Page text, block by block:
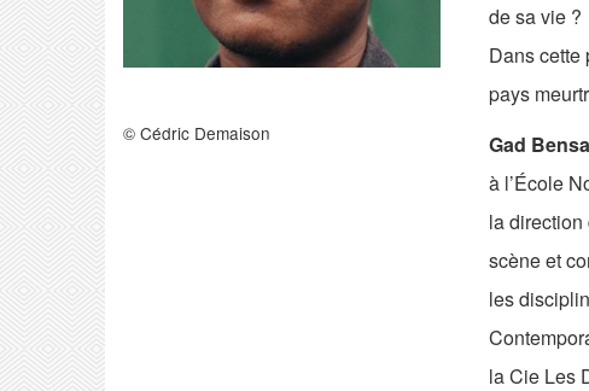
© Cédric Demaison
de sa vie ?
Dans cette
pays
Gad
à l’École
la
scène et
les
la Cie Les